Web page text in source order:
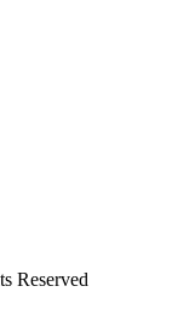
Reserved